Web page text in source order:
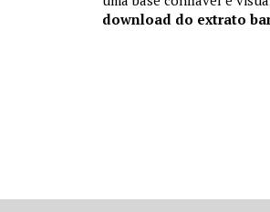
download do extrato